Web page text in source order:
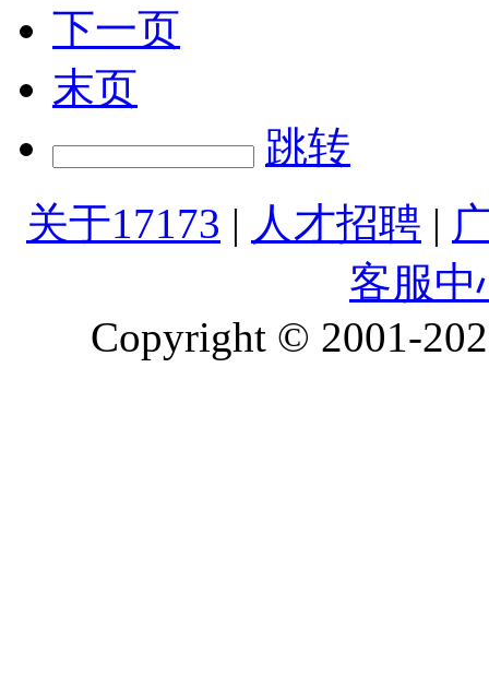
下一页
末页
跳转
关于17173 | 人才招聘 |
客服中
Copyright © 2001-